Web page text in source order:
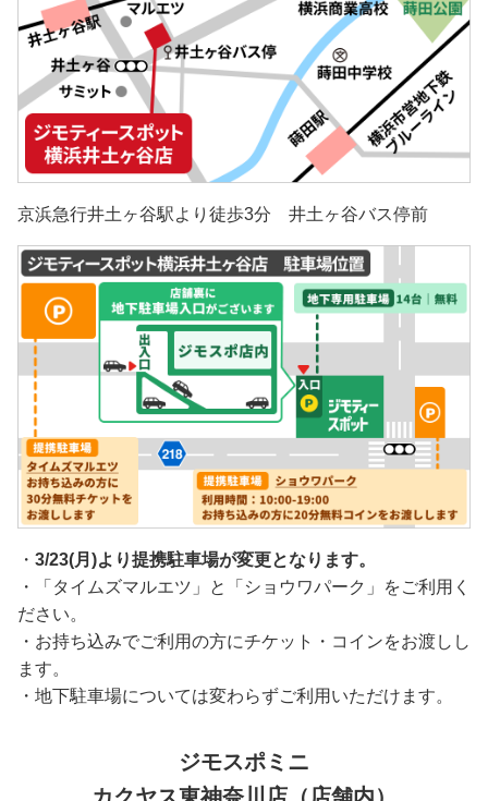
京浜急行井土ヶ谷駅より徒歩3分 井土ヶ谷バス停前
・ 3/23(月)より提携駐車場が変更となります。
・「タイムズマルエツ」と「ショウワパーク」をご利用く
ださい。
・お持ち込みでご利用の方にチケット・コインをお渡しし
ます。
・地下駐車場については変わらずご利用いただけます。
ジモスポミニ